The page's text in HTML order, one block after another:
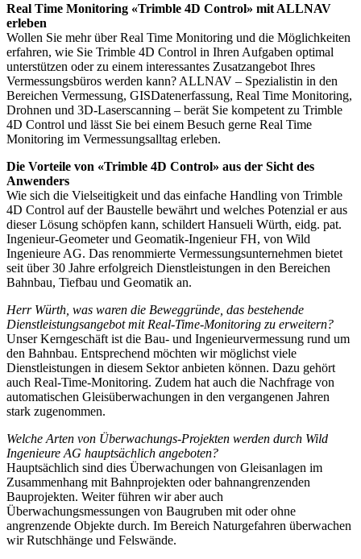
Real Time Monitoring «Trimble 4D Control» mit ALLNAV
erleben
Wollen Sie mehr über Real Time Monitoring und die Möglichkeiten
erfahren, wie Sie Trimble 4D Control in Ihren Aufgaben optimal
unterstützen oder zu einem interessantes Zusatzangebot Ihres
Vermessungsbüros werden kann? ALLNAV – Spezialistin in den
Bereichen Vermessung, GISDatenerfassung, Real Time Monitoring,
Drohnen und 3D-Laserscanning – berät Sie kompetent zu Trimble
4D Control und lässt Sie bei einem Besuch gerne Real Time
Monitoring im Vermessungsalltag erleben.
Die Vorteile von «Trimble 4D Control» aus der Sicht des
Anwenders
Wie sich die Vielseitigkeit und das einfache Handling von Trimble
4D Control auf der Baustelle bewährt und welches Potenzial er aus
dieser Lösung schöpfen kann, schildert Hansueli Würth, eidg. pat.
Ingenieur-Geometer und Geomatik-Ingenieur FH, von Wild
Ingenieure AG. Das renommierte Vermessungsunternehmen bietet
seit über 30 Jahre erfolgreich Dienstleistungen in den Bereichen
Bahnbau, Tiefbau und Geomatik an.
Herr Würth, was waren die Beweggründe, das bestehende
Dienstleistungsangebot mit Real-Time-Monitoring zu erweitern?
Unser Kerngeschäft ist die Bau- und Ingenieurvermessung rund um
den Bahnbau. Entsprechend möchten wir möglichst viele
Dienstleistungen in diesem Sektor anbieten können. Dazu gehört
auch Real-Time-Monitoring. Zudem hat auch die Nachfrage von
automatischen Gleisüberwachungen in den vergangenen Jahren
stark zugenommen.
Welche Arten von Überwachungs-Projekten werden durch Wild
Ingenieure AG hauptsächlich angeboten?
Hauptsächlich sind dies Überwachungen von Gleisanlagen im
Zusammenhang mit Bahnprojekten oder bahnangrenzenden
Bauprojekten. Weiter führen wir aber auch
Überwachungsmessungen von Baugruben mit oder ohne
angrenzende Objekte durch. Im Bereich Naturgefahren überwachen
wir Rutschhänge und Felswände.